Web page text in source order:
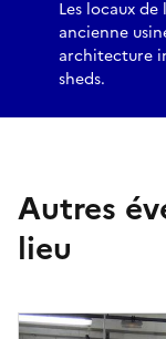
Les locaux
ancienne
architecture
sheds.
Autres
lieu